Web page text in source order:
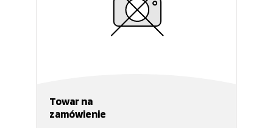
Towar na
zamówienie